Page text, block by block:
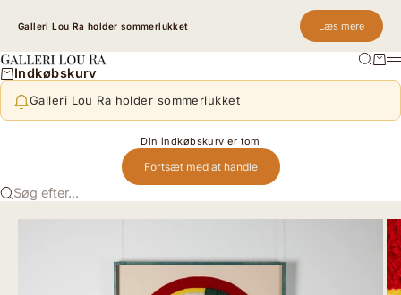
Galleri Lou Ra holder sommerlukket Læs mere
Galleri Lou Ra SøgKurv
Indkøbskurv
Galleri Lou Ra holder sommerlukket
Din indkøbskurv er tom
Fortsæt med at handle
Søg efter...